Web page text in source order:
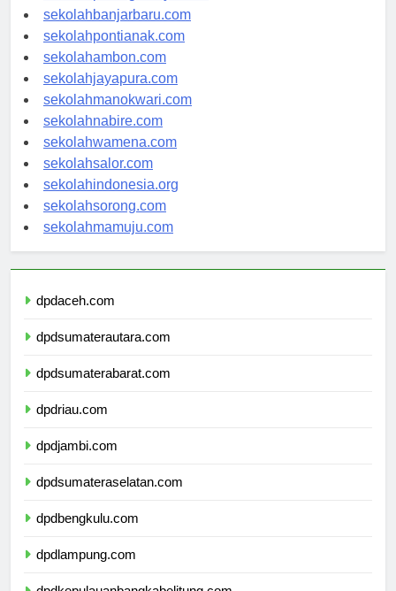
sekolahpalangkaraya.com
sekolahbanjarbaru.com
sekolahpontianak.com
sekolahambon.com
sekolahjayapura.com
sekolahmanokwari.com
sekolahnabire.com
sekolahwamena.com
sekolahsalor.com
sekolahindonesia.org
sekolahsorong.com